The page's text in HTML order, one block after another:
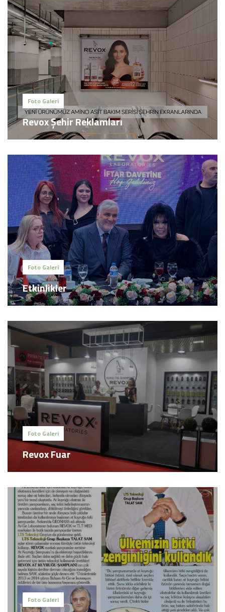
Foto Galeri
Revox Şehir Reklamları
Foto Galeri
Etkinlikler
Foto Galeri
Revox Fuar
Foto Galeri